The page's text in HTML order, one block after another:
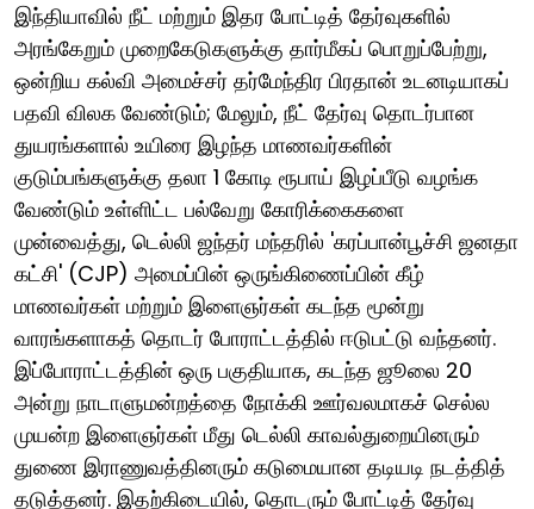
இந்தியாவில் நீட் மற்றும் இதர போட்டித் தேர்வுகளில்
அரங்கேறும் முறைகேடுகளுக்கு தார்மீகப் பொறுப்பேற்று,
ஒன்றிய கல்வி அமைச்சர் தர்மேந்திர பிரதான் உடனடியாகப்
பதவி விலக வேண்டும்; மேலும், நீட் தேர்வு தொடர்பான
துயரங்களால் உயிரை இழந்த மாணவர்களின்
குடும்பங்களுக்கு தலா 1 கோடி ரூபாய் இழப்பீடு வழங்க
வேண்டும் உள்ளிட்ட பல்வேறு கோரிக்கைகளை
முன்வைத்து, டெல்லி ஜந்தர் மந்தரில் 'கரப்பான்பூச்சி ஜனதா
கட்சி' (CJP) அமைப்பின் ஒருங்கிணைப்பின் கீழ்
மாணவர்கள் மற்றும் இளைஞர்கள் கடந்த மூன்று
வாரங்களாகத் தொடர் போராட்டத்தில் ஈடுபட்டு வந்தனர்.
இப்போராட்டத்தின் ஒரு பகுதியாக, கடந்த ஜூலை 20
அன்று நாடாளுமன்றத்தை நோக்கி ஊர்வலமாகச் செல்ல
முயன்ற இளைஞர்கள் மீது டெல்லி காவல்துறையினரும்
துணை இராணுவத்தினரும் கடுமையான தடியடி நடத்தித்
தடுத்தனர். இதற்கிடையில், தொடரும் போட்டித் தேர்வு